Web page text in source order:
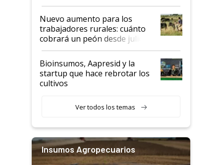
Nuevo aumento para los
trabajadores rurales: cuánto
cobrará un peón desde julio
Bioinsumos, Aapresid y la
startup que hace rebrotar los
cultivos
Ver todos los temas
Insumos Agropecuarios